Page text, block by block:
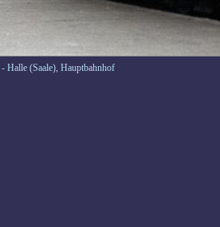
- Halle (Saale), Hauptbahnhof